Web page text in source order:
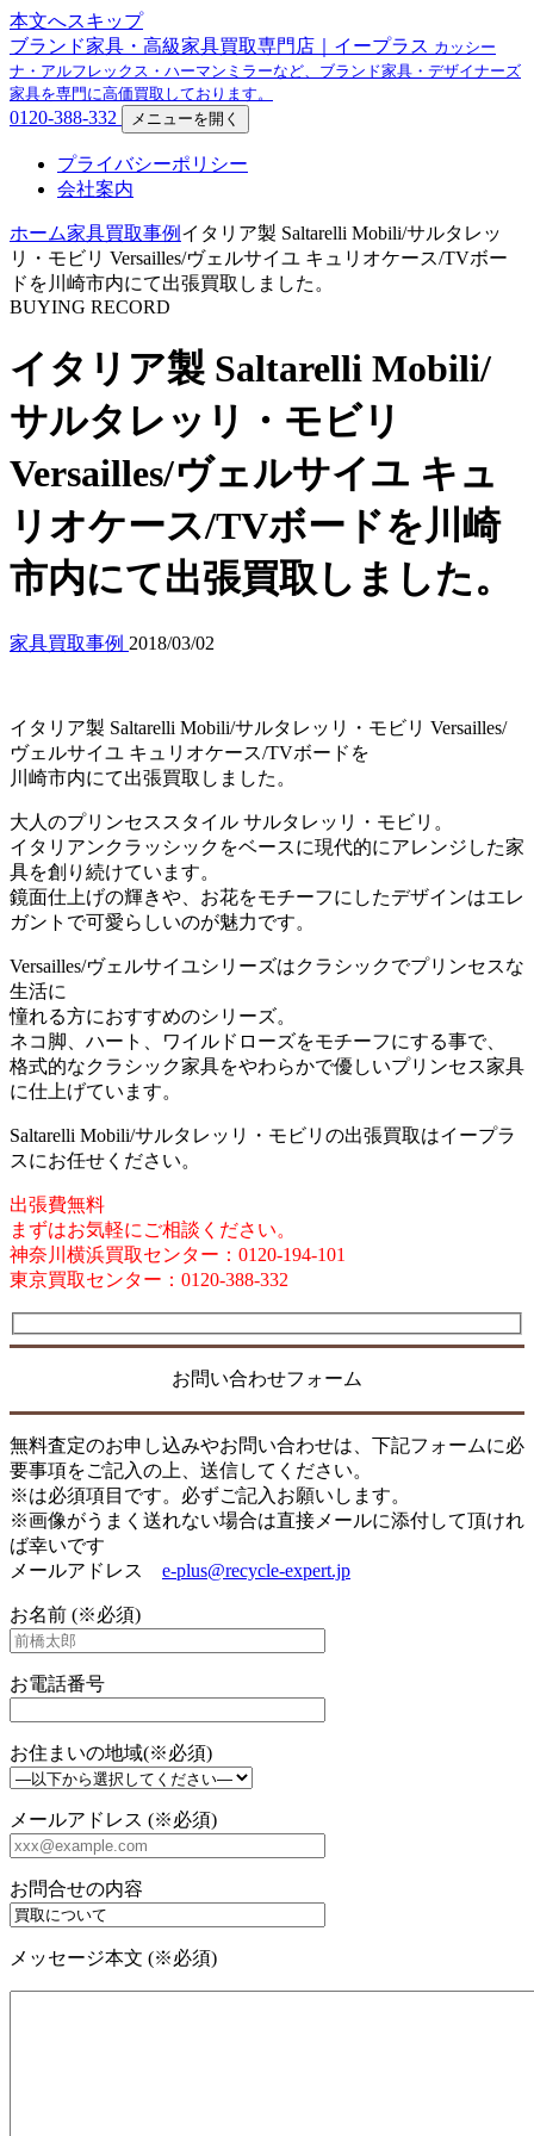
本文へスキップ
ブランド家具・高級家具買取専門店｜イープラス カッシー
ナ・アルフレックス・ハーマンミラーなど、ブランド家具・デザイナーズ
家具を専門に高価買取しております。
0120-388-332 メニューを開く
プライバシーポリシー
会社案内
ホーム家具買取事例 イタリア製 Saltarelli Mobili/サルタレッ
リ・モビリ Versailles/ヴェルサイユ キュリオケース/TVボー
ドを川崎市内にて出張買取しました。
BUYING RECORD
イタリア製 Saltarelli Mobili/
サルタレッリ・モビリ
Versailles/ヴェルサイユ キュ
リオケース/TVボードを川崎
市内にて出張買取しました。
家具買取事例 2018/03/02
イタリア製 Saltarelli Mobili/サルタレッリ・モビリ Versailles/
ヴェルサイユ キュリオケース/TVボードを
川崎市内にて出張買取しました。
大人のプリンセススタイル サルタレッリ・モビリ。
イタリアンクラッシックをベースに現代的にアレンジした家
具を創り続けています。
鏡面仕上げの輝きや、お花をモチーフにしたデザインはエレ
ガントで可愛らしいのが魅力です。
Versailles/ヴェルサイユシリーズはクラシックでプリンセスな
生活に
憧れる方におすすめのシリーズ。
ネコ脚、ハート、ワイルドローズをモチーフにする事で、
格式的なクラシック家具をやわらかで優しいプリンセス家具
に仕上げています。
Saltarelli Mobili/サルタレッリ・モビリの出張買取はイープラ
スにお任せください。
出張費無料
まずはお気軽にご相談ください。
神奈川横浜買取センター：0120-194-101
東京買取センター：0120-388-332
お問い合わせフォーム
無料査定のお申し込みやお問い合わせは、下記フォームに必
要事項をご記入の上、送信してください。
※は必須項目です。必ずご記入お願いします。
※画像がうまく送れない場合は直接メールに添付して頂けれ
ば幸いです
メールアドレス e-plus@recycle-expert.jp
お名前 (※必須)
お電話番号
お住まいの地域(※必須)
メールアドレス (※必須)
お問合せの内容
メッセージ本文 (※必須)